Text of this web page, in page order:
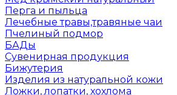
Перга и пыльца
Лечебные травы,травяные чаи
Пчелиный подмор
БАДы
Сувенирная продукция
Бижутерия
Изделия из натуральной кожи
Ложки, лопатки, хохлома